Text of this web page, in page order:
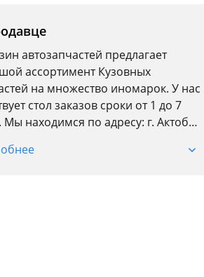
автозапчастей предлагает
ассортимент Кузовных
на множество иномарок. У нас
стол заказов сроки от 1 до 7
Мы находимся по адресу: г. Актобе